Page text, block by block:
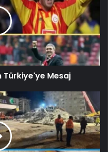
Türkiye'ye Mesaj